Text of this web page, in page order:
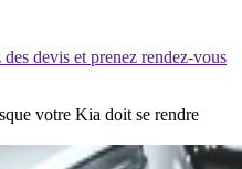
devis et prenez rendez-vous
votre Kia doit se rendre